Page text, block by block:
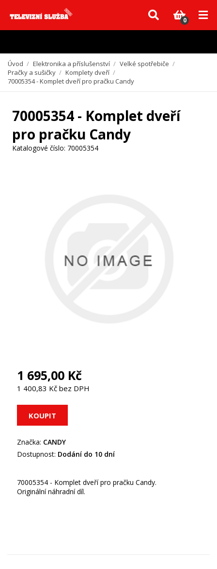
Vzhledem k aktuální situaci se může dodání dílů, které nejsou skladem,
zpozdit. Děkujeme za pochopení.
0
Úvod / Elektronika a příslušenství / Velké spotřebiče /
Pračky a sušičky / Komplety dveří /
70005354 - Komplet dveří pro pračku Candy
70005354 - Komplet dveří
pro pračku Candy
Katalogové číslo: 70005354
1 695,00 Kč
1 400,83 Kč bez DPH
Značka: CANDY
Dostupnost: Dodání do 10 dní
70005354 - Komplet dveří pro pračku Candy.
Originální náhradní díl.